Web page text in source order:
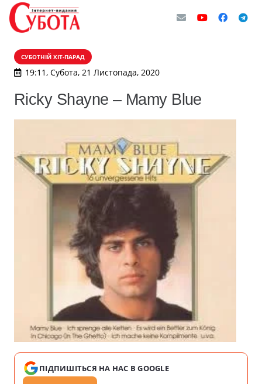
СУБОТНІЙ ХІТ-ПАРАД
19:11, Субота, 21 Листопада, 2020
Ricky Shayne – Mamy Blue
ПІДПИШІТЬСЯ НА НАС В GOOGLE